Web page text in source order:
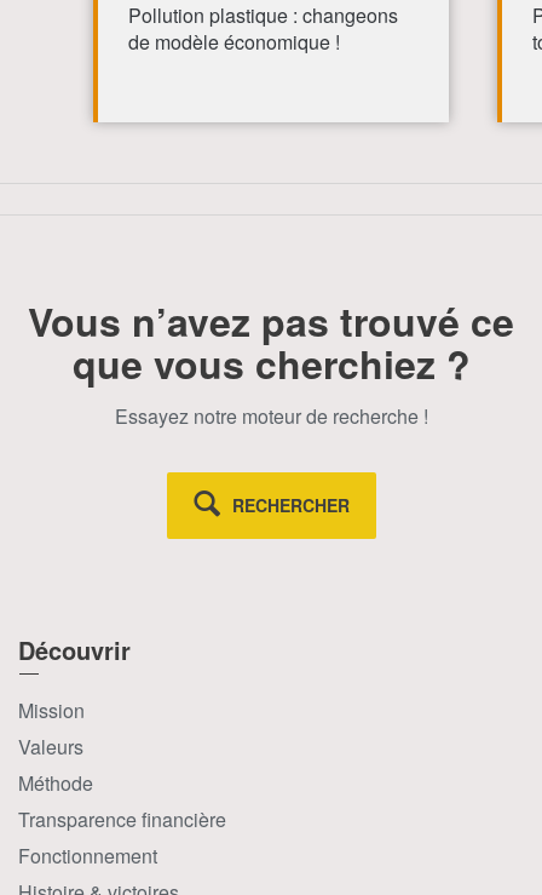
Pollution plastique : changeons
de modèle économique !
Vous n’avez pas trouvé ce
que vous cherchiez ?
Essayez notre moteur de recherche !
RECHERCHER
Découvrir
Mission
Valeurs
Méthode
Transparence financière
Fonctionnement